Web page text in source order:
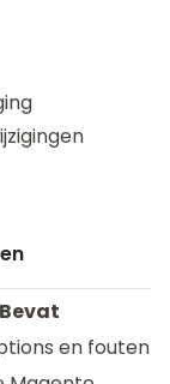
Bevat
en fouten